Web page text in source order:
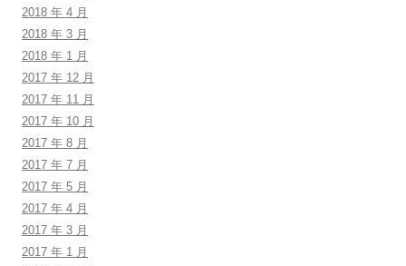
2018 年 4 月
2018 年 3 月
2018 年 1 月
2017 年 12 月
2017 年 11 月
2017 年 10 月
2017 年 8 月
2017 年 7 月
2017 年 5 月
2017 年 4 月
2017 年 3 月
2017 年 1 月